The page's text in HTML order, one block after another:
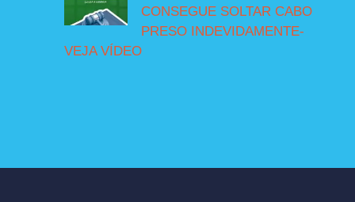
CONSEGUE SOLTAR CABO
PRESO INDEVIDAMENTE-
VEJA VÍDEO